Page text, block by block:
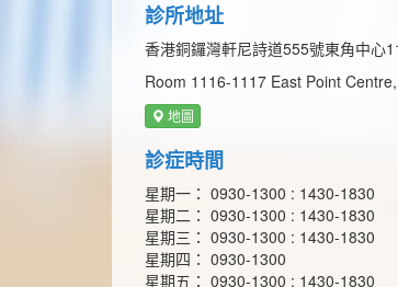
診所地址
香港銅鑼灣軒尼詩道555號東角中心
Room 1116-1117 East Point
地圖
診症時間
星期一： 0930-1300 : 1430-1830
星期二： 0930-1300 : 1430-1830
星期三： 0930-1300 : 1430-1830
星期四： 0930-1300
星期五： 0930-1300 : 1430-1830